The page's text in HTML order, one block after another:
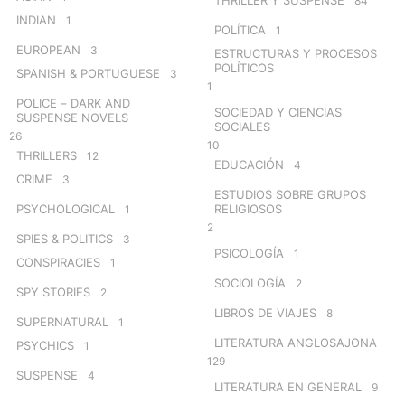
INDIAN 1
EUROPEAN 3
SPANISH & PORTUGUESE 3
POLICE – DARK AND
SUSPENSE NOVELS
26
THRILLERS 12
CRIME 3
PSYCHOLOGICAL 1
SPIES & POLITICS 3
CONSPIRACIES 1
SPY STORIES 2
SUPERNATURAL 1
PSYCHICS 1
SUSPENSE 4
POLÍTICA 1
ESTRUCTURAS Y PROCESOS
POLÍTICOS
1
SOCIEDAD Y CIENCIAS
SOCIALES
10
EDUCACIÓN 4
ESTUDIOS SOBRE GRUPOS
RELIGIOSOS
2
PSICOLOGÍA 1
SOCIOLOGÍA 2
LIBROS DE VIAJES 8
LITERATURA ANGLOSAJONA
129
LITERATURA EN GENERAL 9